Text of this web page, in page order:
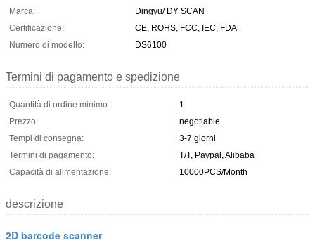
Marca:
Dingyu/ DY SCAN
Certificazione:
CE, ROHS, FCC, IEC, FDA
Numero di modello:
DS6100
Termini di pagamento e spedizione
Quantità di ordine minimo:
1
Prezzo:
negotiable
Tempi di consegna:
3-7 giorni
Termini di pagamento:
T/T, Paypal, Alibaba
Capacità di alimentazione:
10000PCS/Month
descrizione
2D barcode scanner